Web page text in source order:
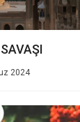
SAVAŞI
2024